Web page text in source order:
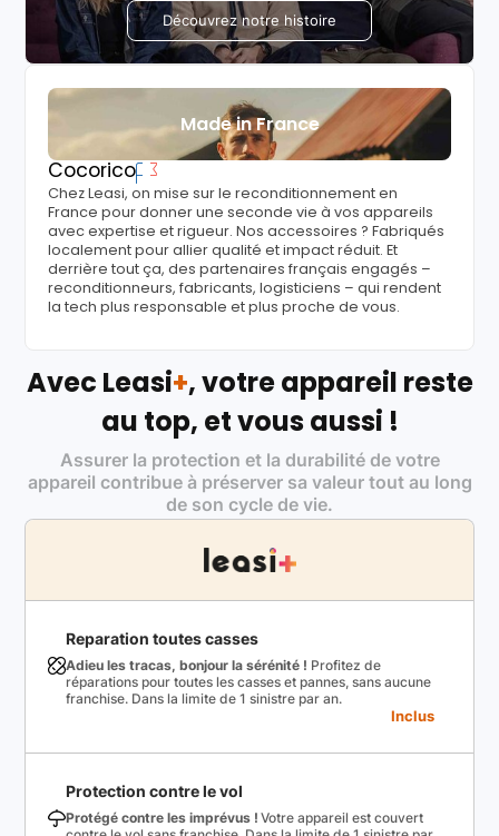
Découvrez notre histoire
Made in France
Cocorico
Chez Leasi, on mise sur le reconditionnement en
France pour donner une seconde vie à vos appareils
avec expertise et rigueur. Nos accessoires ? Fabriqués
localement pour allier qualité et impact réduit. Et
derrière tout ça, des partenaires français engagés –
reconditionneurs, fabricants, logisticiens – qui rendent
la tech plus responsable et plus proche de vous.
Avec Leasi+, votre appareil reste
au top, et vous aussi !
Assurer la protection et la durabilité de votre
appareil contribue à préserver sa valeur tout au long
de son cycle de vie.
Reparation toutes casses
Adieu les tracas, bonjour la sérénité ! Profitez de
réparations pour toutes les casses et pannes, sans aucune
franchise. Dans la limite de 1 sinistre par an.
Inclus
Protection contre le vol
Protégé contre les imprévus ! Votre appareil est couvert